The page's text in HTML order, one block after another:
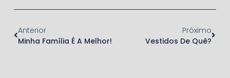
Anterior
Minha Família É A Melhor!
Próximo
Vestidos De Quê?